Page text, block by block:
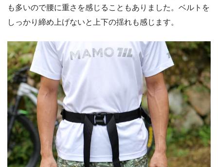
も多いので腰に重さを感じることもありました。ベルトを
しっかり締め上げないと上下の揺れも感じます。